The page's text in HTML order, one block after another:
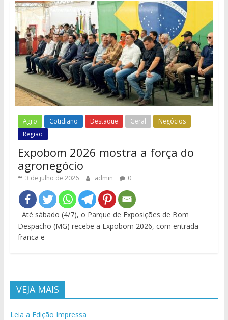
Agro Cotidiano Destaque Geral
Negócios
Região
Expobom 2026 mostra a força do
agronegócio
3 de julho de 2026 admin 0
Até sábado (4/7), o Parque de Exposições de Bom
Despacho (MG) recebe a Expobom 2026, com entrada
franca e
VEJA MAIS
Leia a Edição Impressa